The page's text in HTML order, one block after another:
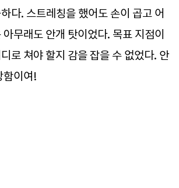
다. 스트레칭을 했어도 손이 곱고 어
무래도 안개 탓이었다. 목표 지점이
로 쳐야 할지 감을 잡을 수 없었다. 안
함이여!